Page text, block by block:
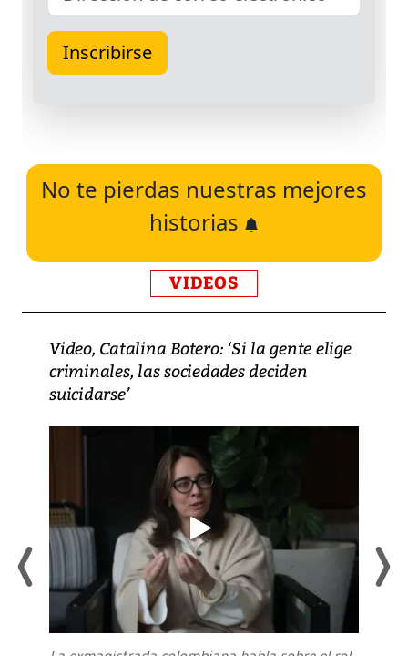
No te pierdas nuestras mejores
historias
VIDEOS
Video, Catalina Botero: ‘Si la gente elige
criminales, las sociedades deciden
suicidarse’